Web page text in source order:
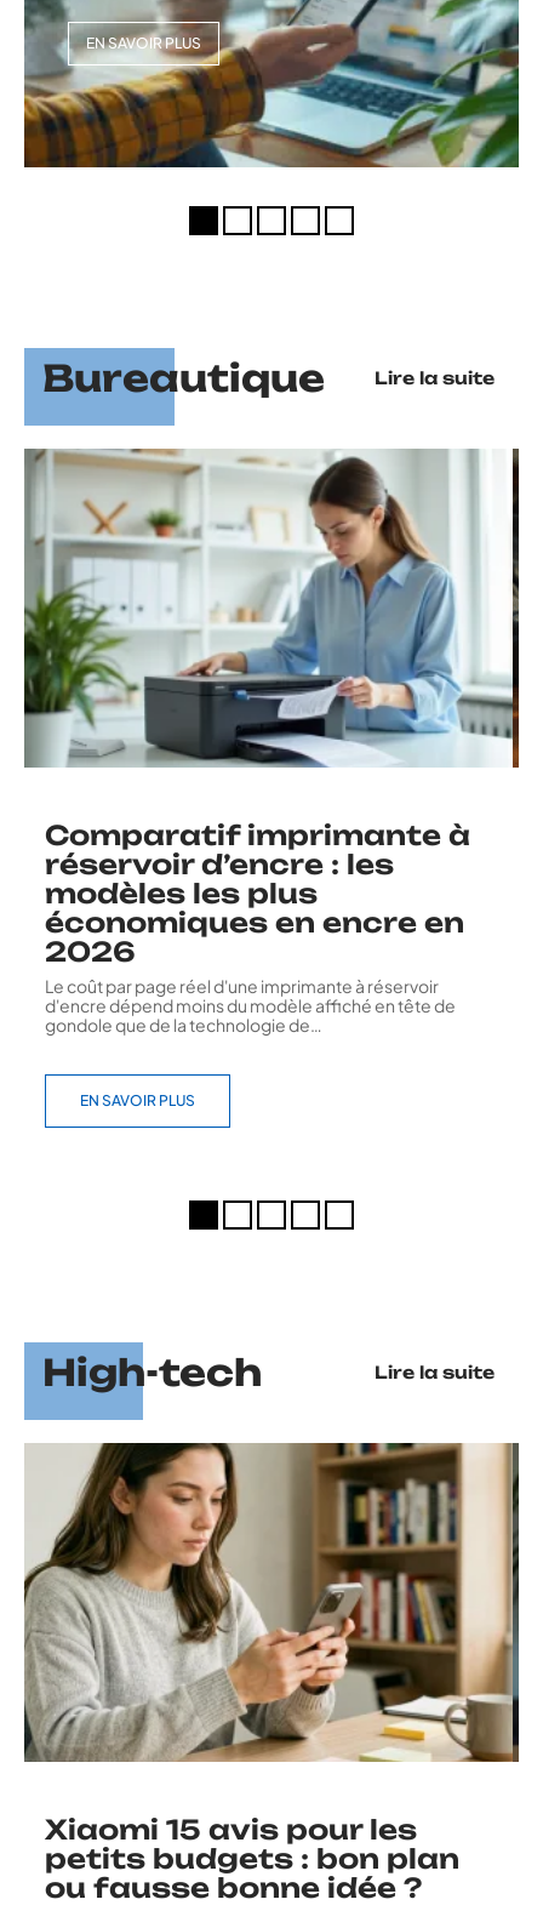
EN SAVOIR PLUS
Bureautique Lire la suite
Comparatif imprimante à
réservoir d’encre : les
modèles les plus
économiques en encre en
2026
Le coût par page réel d'une imprimante à réservoir
d'encre dépend moins du modèle affiché en tête de
gondole que de la technologie de…
EN SAVOIR PLUS
High-tech Lire la suite
Xiaomi 15 avis pour les
petits budgets : bon plan
ou fausse bonne idée ?